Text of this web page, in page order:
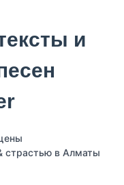
страстью в Алматы